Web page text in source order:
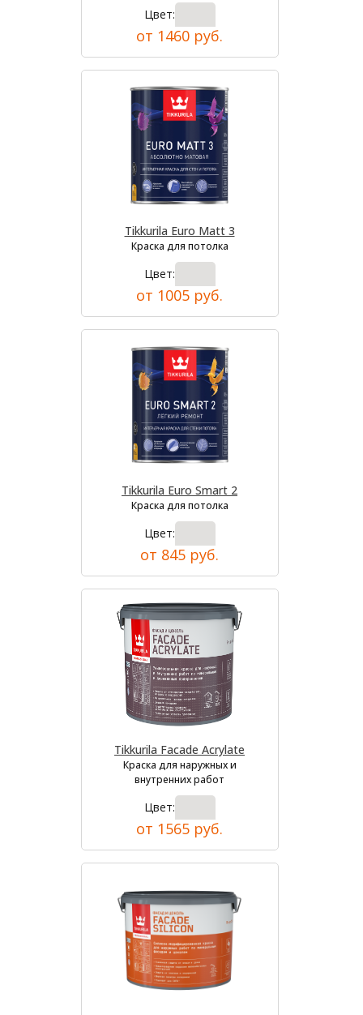
Цвет:
от 1460 руб.
Tikkurila Euro Matt 3
Краска для потолка
Цвет:
от 1005 руб.
Tikkurila Euro Smart 2
Краска для потолка
Цвет:
от 845 руб.
Tikkurila Facade Acrylate
Краска для наружных и
внутренних работ
Цвет:
от 1565 руб.